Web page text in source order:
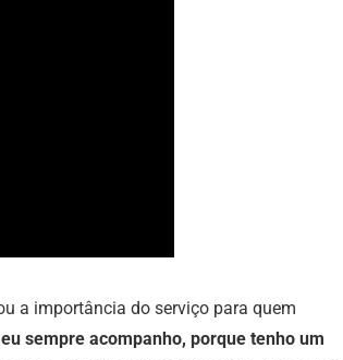
a importância do serviço para quem
sempre acompanho, porque tenho um